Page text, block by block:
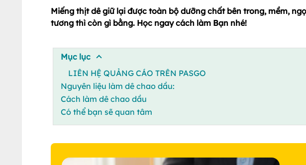
Miếng thịt dê giữ lại được toàn bộ dưỡng chất bên trong, mềm,
tương thì còn gì bằng. Học ngay cách làm Bạn nhé!
Mục lục
LIÊN HỆ QUẢNG CÁO TRÊN PASGO
Nguyên liệu làm dê chao dầu:
Cách làm dê chao dầu
Có thể bạn sẽ quan tâm